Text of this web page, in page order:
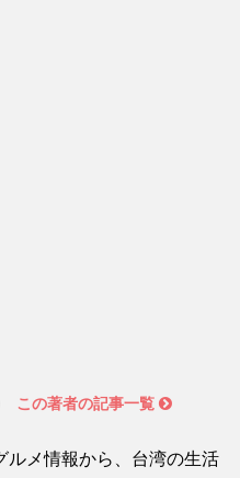
この著者の記事一覧
ルメ情報から、台湾の生活